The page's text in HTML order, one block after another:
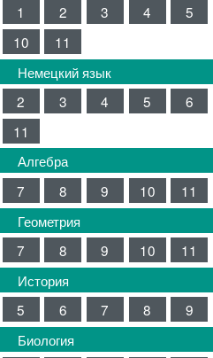
1
2 3 4 5
10
11
Немецкий язык
2
3 4 5 6
11
Алгебра
7
8 9 10
11
Геометрия
7
8 9 10
11
История
5
6 7 8 9
Биология